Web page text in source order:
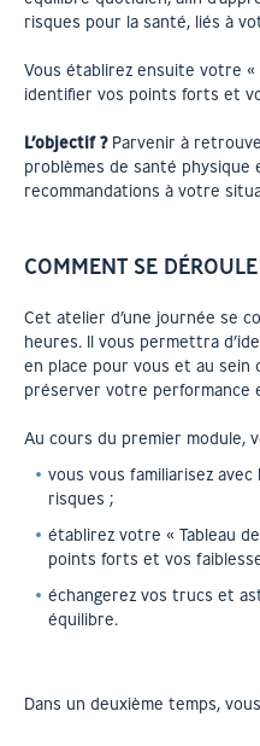
risques pour la santé, liés à
Vous établirez ensuite votre
identifier vos points forts et
L’objectif ?Parvenir à
problèmes de santé
recommandations à votre
COMMENT SE DÉROULE
Cet atelier d’une journée se
heures. Il vous permettra
en place pour vous et au
préserver votre performance
Au cours du premier module,
vous vous familiarisez avec
risques ;
établirez votre « Tableau
points forts et vos
échangerez vos trucs et
équilibre.
Dans un deuxième temps,